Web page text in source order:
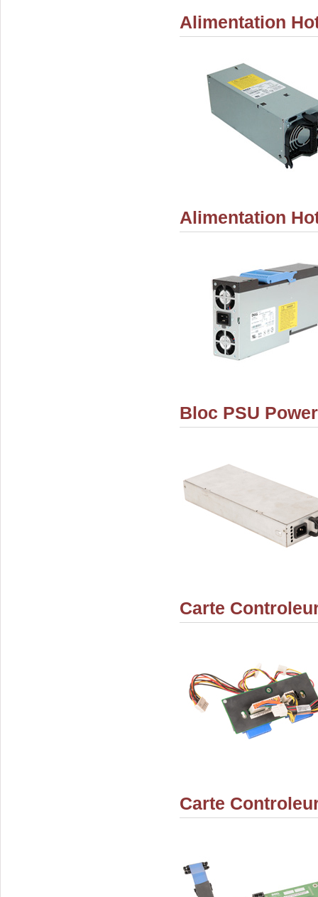
Alimentation
Alimentation
Bloc PSU
Carte
Carte